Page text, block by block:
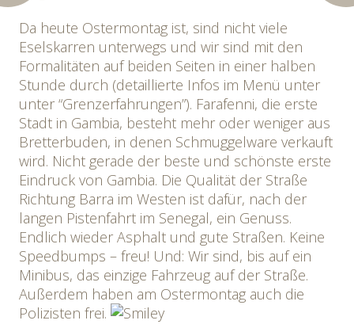
Da heute Ostermontag ist, sind nicht viele
Eselskarren unterwegs und wir sind mit den
Formalitäten auf beiden Seiten in einer halben
Stunde durch (detaillierte Infos im Menü unter
unter “Grenzerfahrungen”). Farafenni, die erste
Stadt in Gambia, besteht mehr oder weniger aus
Bretterbuden, in denen Schmuggelware verkauft
wird. Nicht gerade der beste und schönste erste
Eindruck von Gambia. Die Qualität der Straße
Richtung Barra im Westen ist dafür, nach der
langen Pistenfahrt im Senegal, ein Genuss.
Endlich wieder Asphalt und gute Straßen. Keine
Speedbumps – freu! Und: Wir sind, bis auf ein
Minibus, das einzige Fahrzeug auf der Straße.
Außerdem haben am Ostermontag auch die
Polizisten frei.